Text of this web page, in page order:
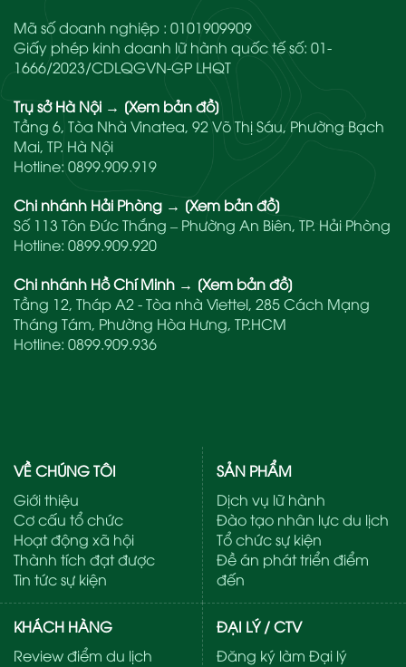
Mã số doanh nghiệp : 0101909909
Giấy phép kinh doanh lữ hành quốc tế số: 01-
1666/2023/CDLQGVN-GP LHQT
Trụ sở Hà Nội → [Xem bản đồ]
Tầng 6, Tòa Nhà Vinatea, 92 Võ Thị Sáu, Phường Bạch
Mai, TP. Hà Nội
Hotline: 0899.909.919
Chi nhánh Hải Phòng → [Xem bản đồ]
Số 113 Tôn Đức Thắng – Phường An Biên, TP. Hải Phòng
Hotline: 0899.909.920
Chi nhánh Hồ Chí Minh → [Xem bản đồ]
Tầng 12, Tháp A2 - Tòa nhà Viettel, 285 Cách Mạng
Tháng Tám, Phường Hòa Hưng, TP.HCM
Hotline: 0899.909.936
VỀ CHÚNG TÔI
Giới thiệu
Cơ cấu tổ chức
Hoạt động xã hội
Thành tích đạt được
Tin tức sự kiện
SẢN PHẨM
Dịch vụ lữ hành
Đào tạo nhân lực du lịch
Tổ chức sự kiện
Đề án phát triển điểm
đến
KHÁCH HÀNG
Review điểm du lịch
ĐẠI LÝ / CTV
Đăng ký làm Đại lý